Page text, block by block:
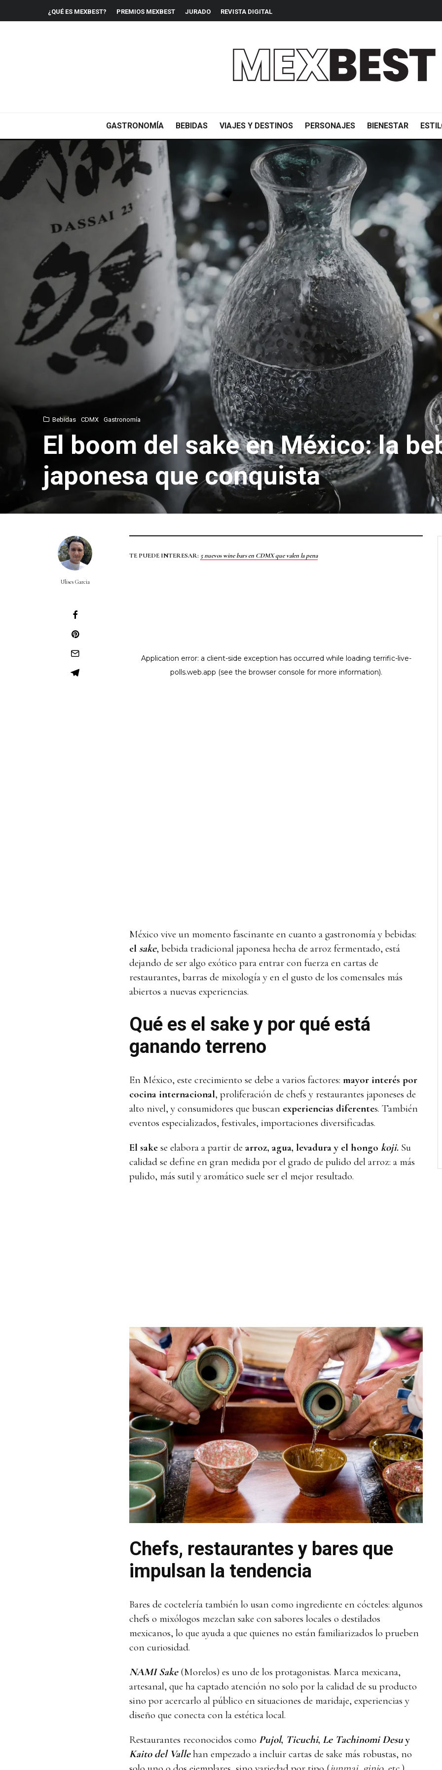
¿QUÉ ES MEXBEST? PREMIOS MEXBEST JURADO REVISTA DIGITAL
GASTRONOMÍA BEBIDAS VIAJES Y DESTINOS PERSONAJES BIENESTAR
Bebidas CDMX Gastronomía
El boom del sake en México: la
japonesa que conquista
Ulises Garcia
TE PUEDE INTERESAR: 5 nuevos wine bars en CDMX que valen la pena
México vive un momento fascinante en cuanto a gastronomía y bebidas:
el sake, bebida tradicional japonesa hecha de arroz fermentado, está
dejando de ser algo exótico para entrar con fuerza en cartas de
restaurantes, barras de mixología y en el gusto de los comensales más
abiertos a nuevas experiencias.
Qué es el sake y por qué está
ganando terreno
En México, este crecimiento se debe a varios factores: mayor interés por
cocina internacional, proliferación de chefs y restaurantes japoneses de
alto nivel, y consumidores que buscan experiencias diferentes. También
eventos especializados, festivales, importaciones diversificadas.
El sake se elabora a partir de arroz, agua, levadura y el hongo koji. Su
calidad se define en gran medida por el grado de pulido del arroz: a más
pulido, más sutil y aromático suele ser el mejor resultado.
Chefs, restaurantes y bares que
impulsan la tendencia
Bares de coctelería también lo usan como ingrediente en cócteles: algunos
chefs o mixólogos mezclan sake con sabores locales o destilados
mexicanos, lo que ayuda a que quienes no están familiarizados lo prueben
con curiosidad.
NAMI Sake(Morelos) es uno de los protagonistas. Marca mexicana,
artesanal, que ha captado atención no solo por la calidad de su producto
sino por acercarlo al público en situaciones de maridaje, experiencias y
diseño que conecta con la estética local.
Restaurantes reconocidos como Pujol, Ticuchi, Le Tachinomi Desuy
Kaito del Vallehan empezado a incluir cartas de sake más robustas, no